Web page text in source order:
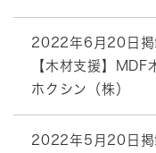
2022年6月20日掲
【木材支援】
ホクシン（株）
2022年5月20日掲